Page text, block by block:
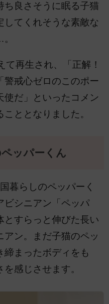
ち良さそうに眠る子猫
してくれそうな素敵な
再生され、「正解！
警戒心ゼロのこのポー
使だ」といったコメン
ととなりました。
ッパーくん
暮らしのペッパーく
ビシニアン「ペッパ
とすらっと伸びた長い
アン。まだ子猫のペッ
まったボディをも
感じさせます。